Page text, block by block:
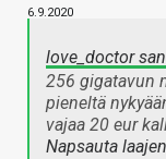
6.9.2020
love_doctor
256 gigatavun
pieneltä
vajaa 20 eur
Napsauta